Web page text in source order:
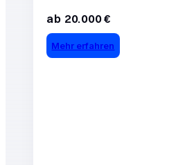
ab 20.000 €
Mehr erfahren